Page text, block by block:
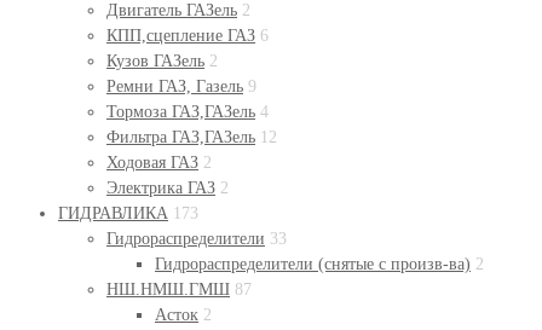
Двигатель ГАЗель 2
КПП,сцепление ГАЗ 6
Кузов ГАЗель 2
Ремни ГАЗ, Газель 9
Тормоза ГАЗ,ГАЗель 4
Фильтра ГАЗ,ГАЗель 12
Ходовая ГАЗ 2
Электрика ГАЗ 2
ГИДРАВЛИКА 173
Гидрораспределители 33
Гидрораспределители (снятые с произв-ва) 2
НШ.НМШ.ГМШ 87
Асток 2